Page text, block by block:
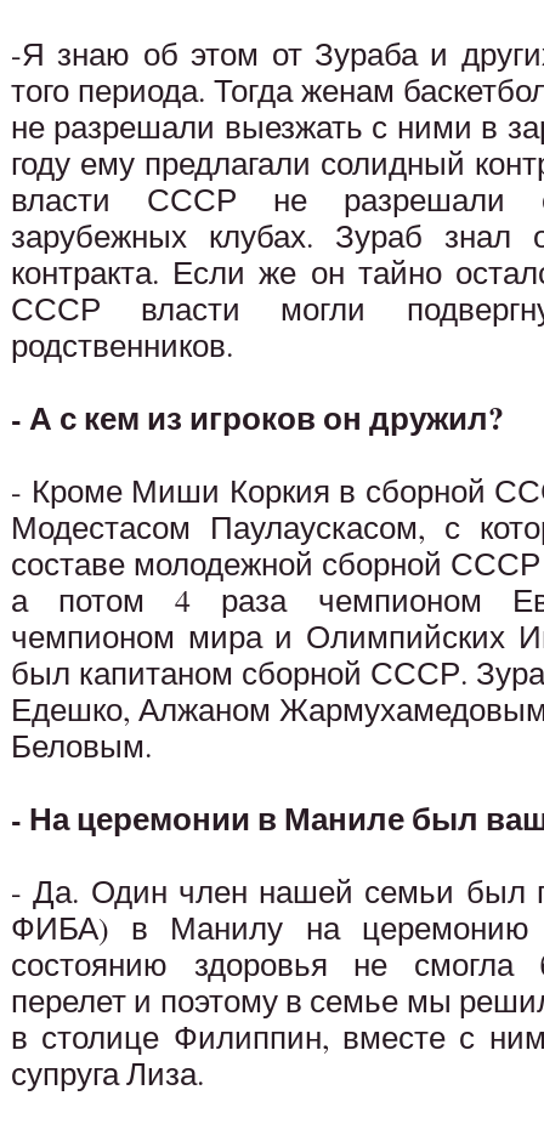
-Я знаю об этом от Зураба и
того периода. Тогда женам
не разрешали выезжать с ними в
году ему предлагали солидный
власти СССР не разрешали
зарубежных клубах. Зураб знал
контракта. Если же он тайно
СССР власти могли
родственников.
- А с кем из игроков он дружил?
- Кроме Миши Коркия в сборной
Модестасом Паулаускасом, с
составе молодежной сборной
а потом 4 раза чемпионом
чемпионом мира и Олимпийских
был капитаном сборной СССР.
Едешко, Алжаном
Беловым.
- На церемонии в Маниле был
- Да. Один член нашей семьи был
ФИБА) в Манилу на церемонию
состоянию здоровья не
перелет и поэтому в семье мы
в столице Филиппин, вместе с
супруга Лиза.